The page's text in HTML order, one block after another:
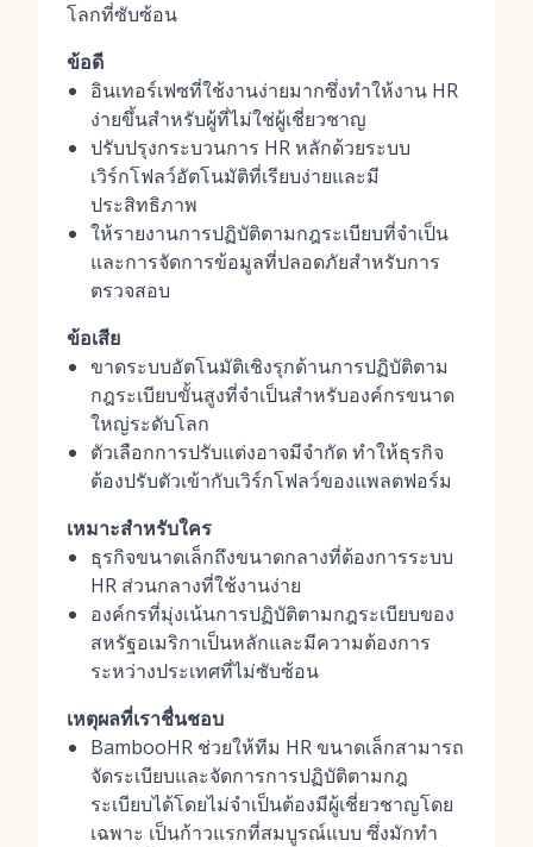
โลกที่ซับซ้อน
ข้อดี
อินเทอร์เฟซที่ใช้งานง่ายมากซึ่งทำให้งาน HR
ง่ายขึ้นสำหรับผู้ที่ไม่ใช่ผู้เชี่ยวชาญ
ปรับปรุงกระบวนการ HR หลักด้วยระบบ
เวิร์กโฟลว์อัตโนมัติที่เรียบง่ายและมี
ประสิทธิภาพ
ให้รายงานการปฏิบัติตามกฎระเบียบที่จำเป็น
และการจัดการข้อมูลที่ปลอดภัยสำหรับการ
ตรวจสอบ
ข้อเสีย
ขาดระบบอัตโนมัติเชิงรุกด้านการปฏิบัติตาม
กฎระเบียบขั้นสูงที่จำเป็นสำหรับองค์กรขนาด
ใหญ่ระดับโลก
ตัวเลือกการปรับแต่งอาจมีจำกัด ทำให้ธุรกิจ
ต้องปรับตัวเข้ากับเวิร์กโฟลว์ของแพลตฟอร์ม
เหมาะสำหรับใคร
ธุรกิจขนาดเล็กถึงขนาดกลางที่ต้องการระบบ
HR ส่วนกลางที่ใช้งานง่าย
องค์กรที่มุ่งเน้นการปฏิบัติตามกฎระเบียบของ
สหรัฐอเมริกาเป็นหลักและมีความต้องการ
ระหว่างประเทศที่ไม่ซับซ้อน
เหตุผลที่เราชื่นชอบ
BambooHR ช่วยให้ทีม HR ขนาดเล็กสามารถ
จัดระเบียบและจัดการการปฏิบัติตามกฎ
ระเบียบได้โดยไม่จำเป็นต้องมีผู้เชี่ยวชาญโดย
เฉพาะ เป็นก้าวแรกที่สมบูรณ์แบบ ซึ่งมักทำ